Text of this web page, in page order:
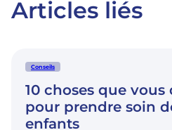
Articles liés
Conseils
10 choses que vous
pour prendre soin
enfants